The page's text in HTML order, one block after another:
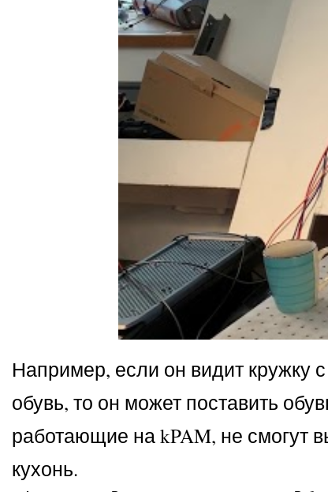
Например, если он видит кружку
обувь, то он может поставить
работающие на kPAM, не смогут
кухонь.